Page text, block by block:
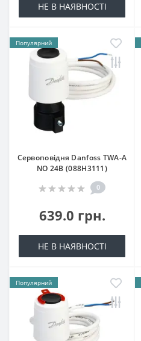
НЕ В НАЯВНОСТІ
Популярний
Сервоповідня Danfoss ТWA-A
NO 24В (088H3111)
0
639.0 грн.
НЕ В НАЯВНОСТІ
Популярний